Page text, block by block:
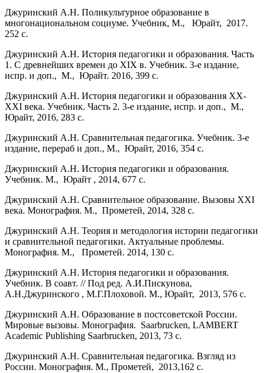
Джуринский А.Н. Поликультурное образование в
многонациональном социуме. Учебник, М., Юрайт, 2017.
252 с.
Джуринский А.Н. История педагогики и образования. Часть
1. С древнейших времен до XIX в. Учебник. 3-е издание,
испр. и доп., М., Юрайт. 2016, 399 с.
Джуринский А.Н. История педагогики и образования XX-
XXI века. Учебник. Часть 2. 3-е издание, испр. и доп., М.,
Юрайт, 2016, 283 с.
Джуринский А.Н. Сравнительная педагогика. Учебник. 3-е
издание, перераб и доп., М., Юрайт, 2016, 354 с.
Джуринский А.Н. История педагогики и образования.
Учебник. М., Юрайт , 2014, 677 с.
Джуринский А.Н. Сравнительное образование. Вызовы XXI
века. Монография. М., Прометей, 2014, 328 с.
Джуринский А.Н. Теория и методология истории педагогики
и сравнительной педагогики. Актуальные проблемы.
Монография. М., Прометей. 2014, 130 с.
Джуринский А.Н. История педагогики и образования.
Учебник. В соавт. // Под ред. А.И.Пискунова,
А.Н.Джуринского , М.Г.Плоховой. М., Юрайт, 2013, 576 с.
Джуринский А.Н. Образование в постсоветской России.
Мировые вызовы. Монография. Saarbrucken, LAMBERT
Academic Publishing Saarbrucken, 2013, 73 с.
Джуринский А.Н. Сравнительная педагогика. Взгляд из
России. Монография. М., Прометей, 2013,162 с.